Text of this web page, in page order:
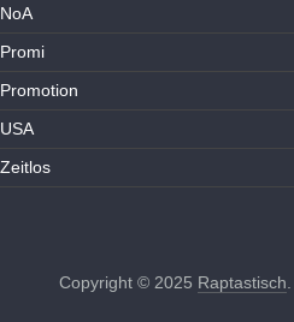
NoA
Promi
Promotion
USA
Zeitlos
Copyright © 2025 Raptastisch